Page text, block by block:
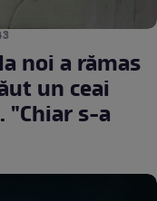
noi a rămas
un ceai
"Chiar s-a